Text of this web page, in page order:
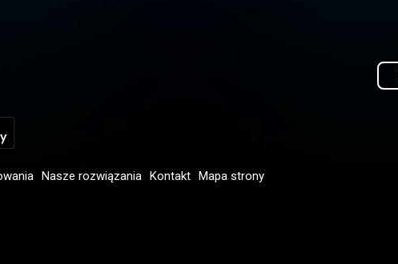
Nasze rozwiązania Kontakt Mapa strony